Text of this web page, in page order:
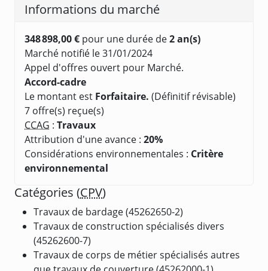
Informations du marché
348 898,00 € pour une durée de2 an(s)
Marché notifié le 31/01/2024
Appel d'offres ouvert pour Marché.
Accord-cadre
Le montant est Forfaitaire. (Définitif révisable)
7 offre(s) reçue(s)
CCAG : Travaux
Attribution d'une avance : 20%
Considérations environnementales : Critère
environnemental
Catégories (CPV)
Travaux de bardage (45262650-2)
Travaux de construction spécialisés divers
(45262600-7)
Travaux de corps de métier spécialisés autres